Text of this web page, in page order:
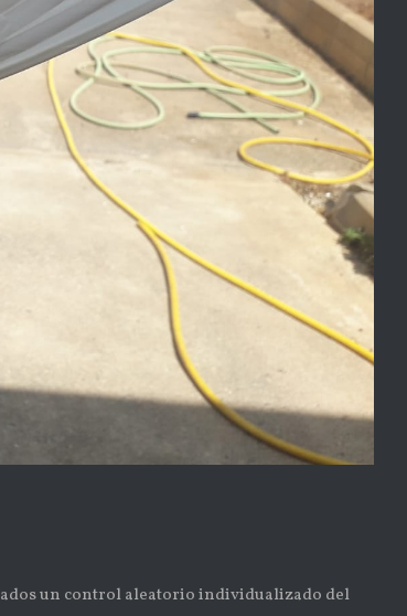
un control aleatorio individualizado del